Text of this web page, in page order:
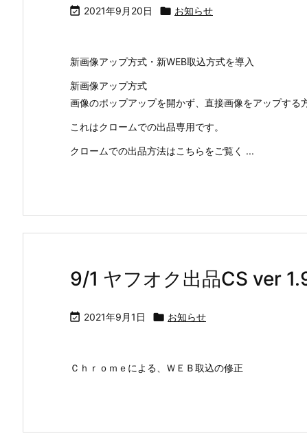
 2021年9月20日  お知らせ
新画像アップ方式・新WEB取込方式を導入
新画像アップ方式
画像のポップアップを開かず、直接画像をアップする
これはクロームでの出品専用です。
クロームでの出品方法はこちらをご覧く ...
9/1 ヤフオク出品CS ver
 2021年9月1日  お知らせ
Ｃｈｒｏｍｅによる、ＷＥＢ取込の修正